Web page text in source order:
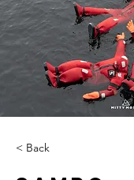
< Back